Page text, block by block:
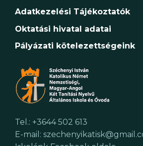
Adatkezelési Tájékoztatók
Oktatási hivatal adatai
Pályázati kötelezettségeink
Tel.: +3644 502 613
E-mail: